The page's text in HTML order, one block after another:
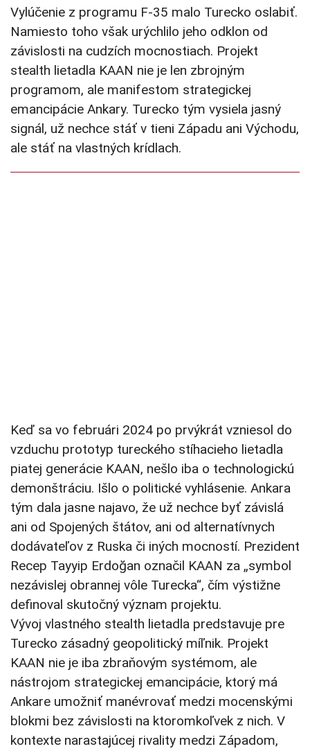
Vylúčenie z programu F-35 malo Turecko oslabiť.
Namiesto toho však urýchlilo jeho odklon od
závislosti na cudzích mocnostiach. Projekt
stealth lietadla KAAN nie je len zbrojným
programom, ale manifestom strategickej
emancipácie Ankary. Turecko tým vysiela jasný
signál, už nechce stáť v tieni Západu ani Východu,
ale stáť na vlastných krídlach.
Keď sa vo februári 2024 po prvýkrát vzniesol do
vzduchu prototyp tureckého stíhacieho lietadla
piatej generácie KAAN, nešlo iba o technologickú
demonštráciu. Išlo o politické vyhlásenie. Ankara
tým dala jasne najavo, že už nechce byť závislá
ani od Spojených štátov, ani od alternatívnych
dodávateľov z Ruska či iných mocností. Prezident
Recep Tayyip Erdoğan označil KAAN za „symbol
nezávislej obrannej vôle Turecka“, čím výstižne
definoval skutočný význam projektu.
Vývoj vlastného stealth lietadla predstavuje pre
Turecko zásadný geopolitický míľnik. Projekt
KAAN nie je iba zbraňovým systémom, ale
nástrojom strategickej emancipácie, ktorý má
Ankare umožniť manévrovať medzi mocenskými
blokmi bez závislosti na ktoromkoľvek z nich. V
kontexte narastajúcej rivality medzi Západom,